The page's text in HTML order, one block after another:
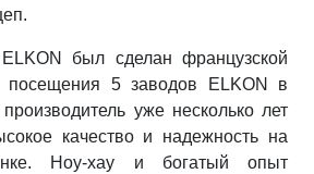
был сделан французской
посещения 5 заводов ELKON в
уже несколько лет
качество и надежность на
Ноу-хау и богатый опыт